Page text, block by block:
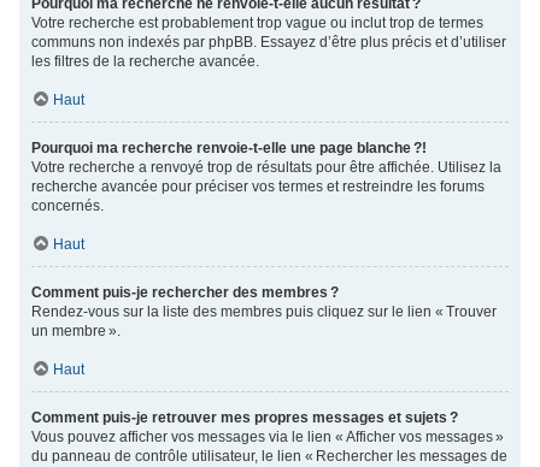
Pourquoi ma recherche ne renvoie-t-elle aucun résultat ?
Votre recherche est probablement trop vague ou inclut trop de termes
communs non indexés par phpBB. Essayez d’être plus précis et d’utiliser
les filtres de la recherche avancée.
Haut
Pourquoi ma recherche renvoie-t-elle une page blanche ?!
Votre recherche a renvoyé trop de résultats pour être affichée. Utilisez la
recherche avancée pour préciser vos termes et restreindre les forums
concernés.
Haut
Comment puis-je rechercher des membres ?
Rendez-vous sur la liste des membres puis cliquez sur le lien « Trouver
un membre ».
Haut
Comment puis-je retrouver mes propres messages et sujets ?
Vous pouvez afficher vos messages via le lien « Afficher vos messages »
du panneau de contrôle utilisateur, le lien « Rechercher les messages de